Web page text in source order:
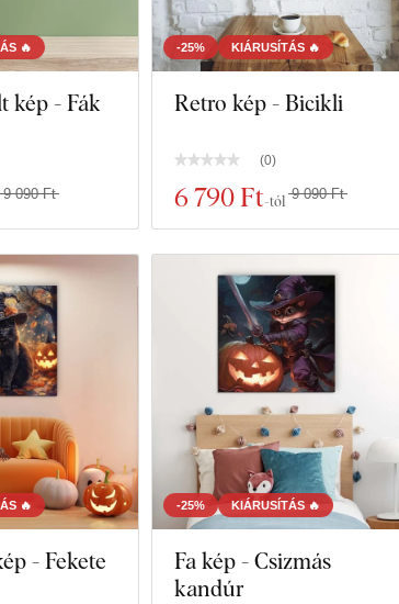
🔥
kép - Fák
9 090 Ft
-25% KIÁRUSÍTÁS 🔥
Retro kép - Bicikli
(0)
6 790 Ft-tól 9 090 Ft
🔥
- Fekete
-25% KIÁRUSÍTÁS 🔥
Fa kép - Csizmás
kandúr